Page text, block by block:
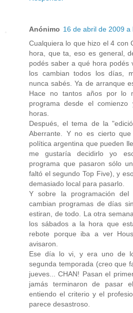
Anónimo 16 de abril de 2009 a
Cualquiera lo que hizo el 4 con
hora, que ta, eso es general,
podés saber a qué hora podés
los cambian todos los días,
nunca sabés. Ya de arranque
Hace no tantos años por lo
programa desde el
horas.
Después, el tema de la
Aberrante. Y no es cierto
política argentina que pueden
me gustaría decidirlo yo
programa que pasaron sólo
faltó el segundo Top Five), y
demasiado local para pasarlo.
Y sobre la programación del
cambian programas de días
estiran, de todo. La otra
los sábados a la hora que
rebote porque iba a ver
avisaron.
Ese día lo vi, y era uno de
segunda temporada (creo que
jueves... CHAN! Pasan el
jamás terminaron de pasar
entiendo el criterio y el
parece desastroso.